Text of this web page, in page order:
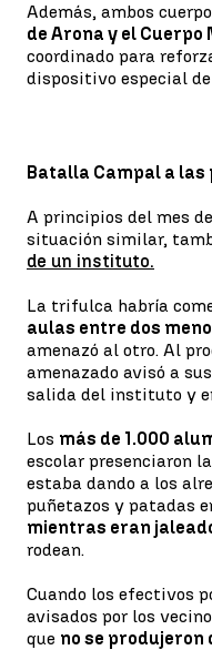
Además, ambos
de Arona y el Cuerpo
coordinado para
dispositivo especial
Batalla Campal a
A principios del mes
situación similar,
de un instituto.
La trifulca habría
aulas entre dos
amenazó al otro. Al
amenazado avisó a
salida del instituto y
Los más de 1.000
escolar presenciaron
estaba dando a los
puñetazos y patadas
mientras eran
rodean.
Cuando los efectivos
avisados por los
que no se produjeron